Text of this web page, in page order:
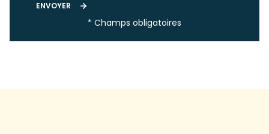
ENVOYER
* Champs obligatoires